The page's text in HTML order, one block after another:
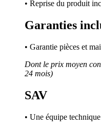
• Reprise du produit
Garanties
• Garantie pièces et
Dont le prix moyen
24 mois)
SAV
• Une équipe